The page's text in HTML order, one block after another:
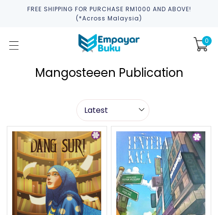
FREE SHIPPING FOR PURCHASE RM1000 AND ABOVE!
(*across Malaysia)
0
Mangosteeen Publication